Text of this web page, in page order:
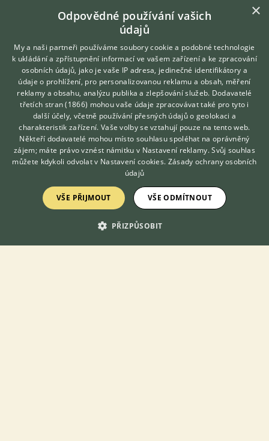
Snese se vroubená s pardali
Pohlaví u T. marginata?
3reakcí
17.2.2022 20:27
Zasílání aktuálního foto
1 reakcí
22.10.2022 13:07
Zobrazit více diskusí
Hledáte zvířecího kamaráda?
Zdarma vám poradí
VETERINÁŘ ONLINE
KONZULTOVAT S
VETERINÁŘEM
×
Odpovědné používání vašich
údajů
My a naši partneři používáme soubory cookie a podobné technologie
k ukládání a zpřístupnění informací ve vašem zařízení a ke zpracování
osobních údajů, jako je vaše IP adresa, jedinečné identifikátory a
údaje o prohlížení, pro personalizovanou reklamu a obsah, měření
reklamy a obsahu, analýzu publika a zlepšování služeb. Dodavatelé
třetích stran (1866) mohou vaše údaje zpracovávat také pro tyto i
další účely, včetně používání přesných údajů o geolokaci a
charakteristik zařízení. Vaše volby se vztahují pouze na tento web.
Někteří dodavatelé mohou místo souhlasu spoléhat na oprávněný
zájem; máte právo vznést námitku v Nastavení reklamy. Svůj souhlas
můžete kdykoli odvolat v Nastavení cookies. Zásady ochrany osobních
údajů
VŠE PŘIJMOUT VŠE ODMÍTNOUT
PŘIZPŮSOBIT